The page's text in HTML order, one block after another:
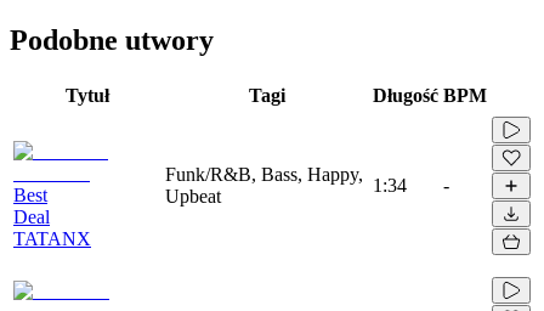
Podobne utwory
Tytuł Tagi Długość BPM
Best
Deal
TATANX
Funk/R&B, Bass, Happy,
Upbeat
1:34 -